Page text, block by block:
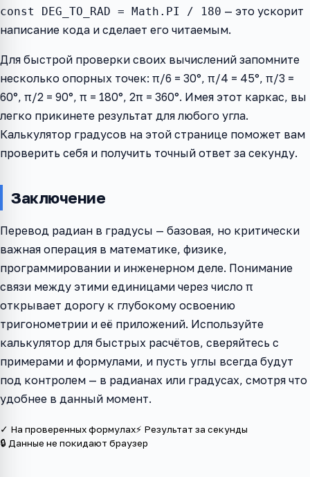
const DEG_TO_RAD = Math.PI / 180 — это ускорит
написание кода и сделает его читаемым.
Для быстрой проверки своих вычислений запомните
несколько опорных точек: π/6 = 30°, π/4 = 45°, π/3 =
60°, π/2 = 90°, π = 180°, 2π = 360°. Имея этот каркас, вы
легко прикинете результат для любого угла.
Калькулятор градусов на этой странице поможет вам
проверить себя и получить точный ответ за секунду.
Заключение
Перевод радиан в градусы — базовая, но критически
важная операция в математике, физике,
программировании и инженерном деле. Понимание
связи между этими единицами через число π
открывает дорогу к глубокому освоению
тригонометрии и её приложений. Используйте
калькулятор для быстрых расчётов, сверяйтесь с
примерами и формулами, и пусть углы всегда будут
под контролем — в радианах или градусах, смотря что
удобнее в данный момент.
✓ На проверенных формулах⚡ Результат за секунды
🔒 Данные не покидают браузер